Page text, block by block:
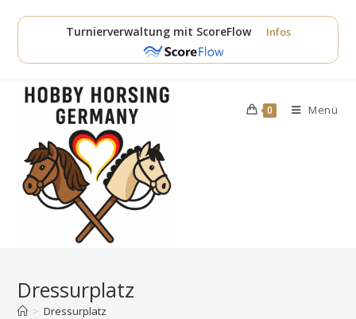
Inhalt
Turnierverwaltung mit ScoreFlow Infos
0 Menü
Dressurplatz
> Dressurplatz